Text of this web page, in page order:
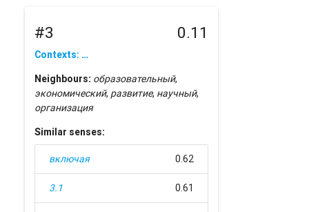
#3 0.11
Contexts: …
Neighbours: образовательный,
экономический, развитие, научный,
организация
Similar senses:
включая 0.62
3.1 0.61